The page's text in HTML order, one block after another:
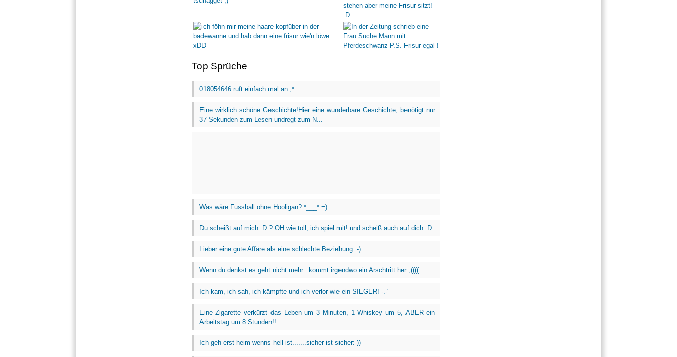
Top Sprüche
018054646 ruft einfach mal an ;*
Eine wirklich schöne Geschichte!Hier eine wunderbare Geschichte, benötigt nur
37 Sekunden zum Lesen undregt zum N...
Was wäre Fussball ohne Hooligan? *___* =)
Du scheißt auf mich :D ? OH wie toll, ich spiel mit! und scheiß auch auf dich :D
Lieber eine gute Affäre als eine schlechte Beziehung :-)
Wenn du denkst es geht nicht mehr...kommt irgendwo ein Arschtritt her ;((((
Ich kam, ich sah, ich kämpfte und ich verlor wie ein SIEGER! -.-'
Eine Zigarette verkürzt das Leben um 3 Minuten, 1 Whiskey um 5, ABER ein
Arbeitstag um 8 Stunden!!
Ich geh erst heim wenns hell ist.......sicher ist sicher:-))